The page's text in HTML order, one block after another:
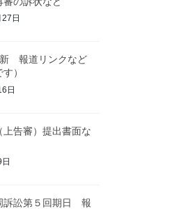
日
報道リンクなど
）
日
上告審）提出書面な
訟第５回期日 報